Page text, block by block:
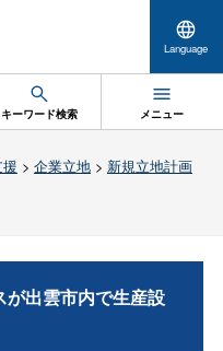
Language
キーワード検索 メニュー
> 企業立地> 新規立地計画
出雲市内で生産設